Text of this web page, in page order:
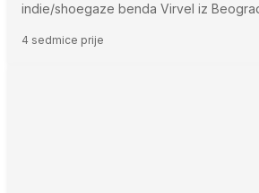
indie/shoegaze benda Virvel iz
4 sedmice prije